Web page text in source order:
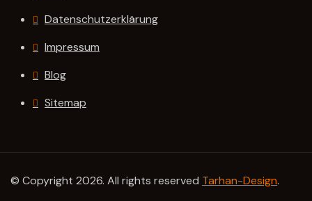
Datenschutzerklärung
Impressum
Blog
Sitemap
© Copyright 2026. All rights reserved Tarhan-Design.